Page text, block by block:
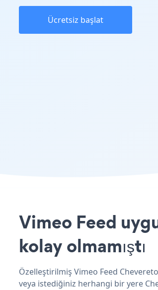
Ücretsiz başlat
Vimeo Feed
kolay olmamıştı
Özelleştirilmiş Vimeo Feed
veya istediğiniz herhangi bir yere